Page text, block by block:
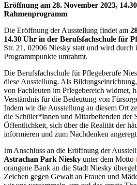
Eröffnung am 28. November 2023,
Rahmenprogramm
Die Eröffnung der Ausstellung findet am
14.30 Uhr in der Berufsfachschule für
Str. 21, 02906 Niesky statt und wird durch
Programmpunkte umrahmt.
Die Berufsfachschule für Pflegeberufe
diese Ausstellung. Als
von Fachleuten im Pflegebereich widmet,
Verständnis für die Bedeutung von
Indem wir die Ausstellung an diesem Ort
die Schüler*innen und Mitarbeitenden der
Öffentlichkeit, sich über die Realität der
informieren und zum Nachdenken
Im Anschluss an die Eröffnung der
Astrachan Park Niesky unter dem Motto
orangene Bank an die Stadt Niesky
Zeichen gegen Gewalt an Frauen und